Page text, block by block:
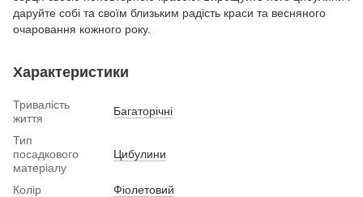
даруйте собі та своїм близьким радість краси та весняного
очаровання кожного року.
Характеристики
Тривалість
життя
Багаторічні
Тип
посадкового
матеріалу
Цибулини
Колір
Фіолетовий